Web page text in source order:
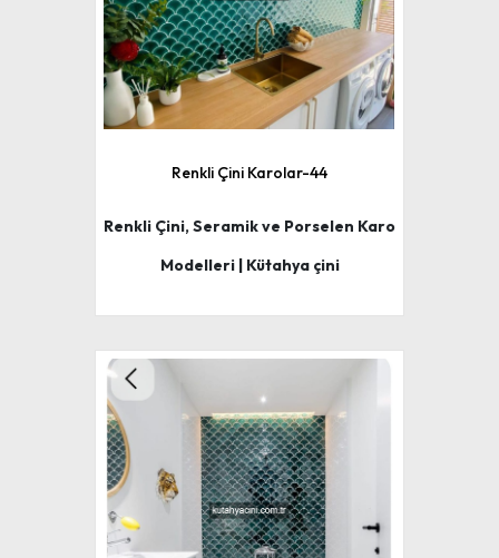
Renkli Çini Karolar-44
Renkli Çini, Seramik ve Porselen Karo
Modelleri | Kütahya çini